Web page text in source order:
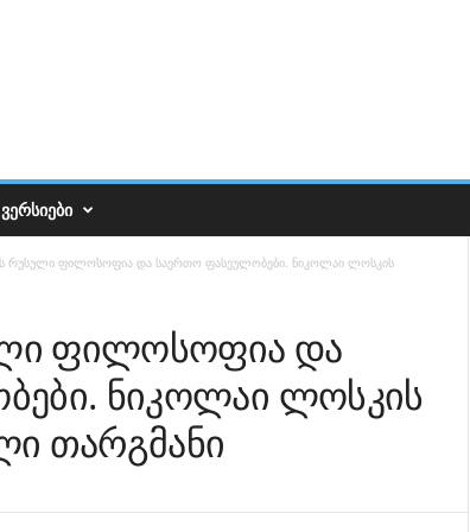
რუსული ფილოსოფია და საერთო ფასეულობები. ნიკოლაი ლოსკის
ფილოსოფია და
ნიკოლაი ლოსკის
თარგმანი